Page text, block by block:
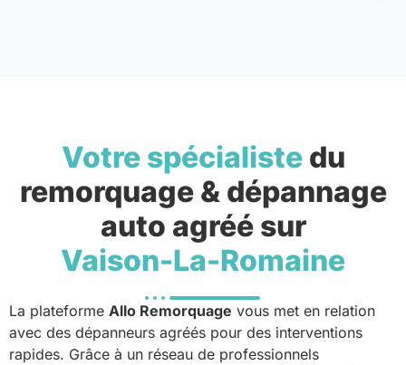
Votre spécialistedu
remorquage & dépannage
auto agréé sur
Vaison-La-Romaine
La plateforme Allo Remorquage vous met en relation
avec des dépanneurs agréés pour des interventions
rapides. Grâce à un réseau de professionnels